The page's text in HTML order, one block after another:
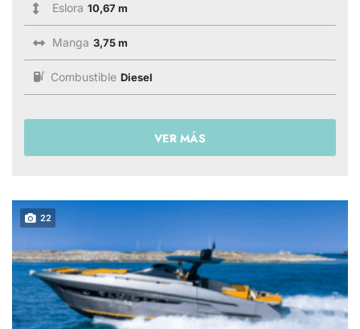
Eslora 10,67 m
Manga 3,75 m
Combustible Diesel
VER MÁS
22